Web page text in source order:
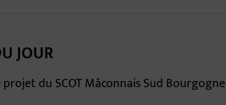
JOUR
projet du SCOT Mâconnais Sud Bourgogne